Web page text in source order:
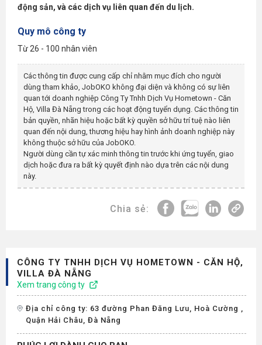
động sản, và các dịch vụ liên quan đến du lịch.
Quy mô công ty
Từ 26 - 100 nhân viên
Các thông tin được cung cấp chỉ nhằm mục đích cho người
dùng tham khảo, JobOKO không đại diện và không có sự liên
quan tới doanh nghiệp Công Ty Tnhh Dịch Vụ Hometown - Căn
Hộ, Villa Đà Nẵng trong các hoạt động tuyển dụng. Các thông tin
bản quyền, nhãn hiệu hoặc bất kỳ quyền sở hữu trí tuệ nào liên
quan đến nội dung, thương hiệu hay hình ảnh doanh nghiệp này
không thuộc sở hữu của JobOKO.
Người dùng cần tự xác minh thông tin trước khi ứng tuyển, giao
dịch hoặc đưa ra bất kỳ quyết định nào dựa trên các nội dung
này.
Chia sẻ:
CÔNG TY TNHH DỊCH VỤ HOMETOWN - CĂN HỘ,
VILLA ĐÀ NẴNG
Xem trang công ty
Địa chỉ công ty: 63 đường Phan Đăng Lưu, Hoà Cường ,
Quận Hải Châu, Đà Nẵng